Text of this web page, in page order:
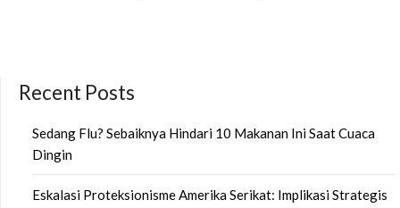
Recent Posts
Sedang Flu? Sebaiknya Hindari 10 Makanan Ini Saat Cuaca
Dingin
Eskalasi Proteksionisme Amerika Serikat: Implikasi Strategis